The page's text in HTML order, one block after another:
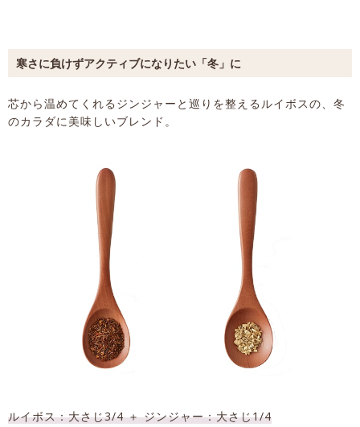
寒さに負けずアクティブになりたい「冬」に
芯から温めてくれるジンジャーと巡りを整えるルイボスの、冬
のカラダに美味しいブレンド。
ルイボス：大さじ3/4 ＋ ジンジャー：大さじ1/4